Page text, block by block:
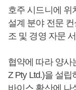
호주 시드니에 위
설계 분야 전문
조 및 경영 자문
협약에 따라 양사
Z Pty Ltd.)을 설립